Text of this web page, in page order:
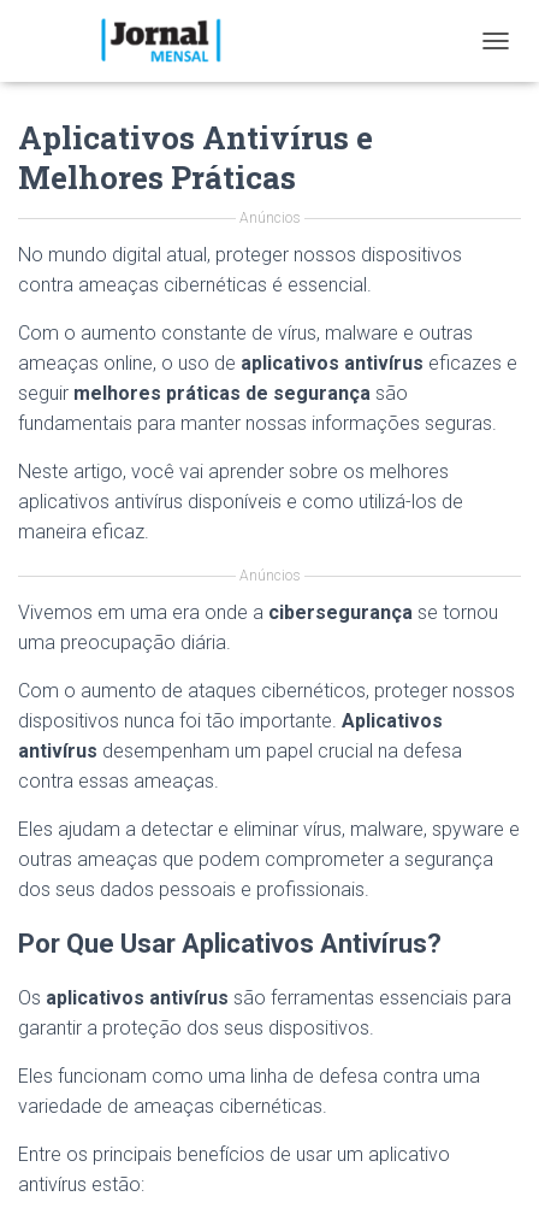
O
A
I
Aplicativos Antivírus e
Melhores Práticas
Anúncios
No mundo digital atual, proteger nossos dispositivos
contra ameaças cibernéticas é essencial.
Com o aumento constante de vírus, malware e outras
ameaças online, o uso de aplicativos antivírus eficazes e
seguir melhores práticas de segurança são
fundamentais para manter nossas informações seguras.
Neste artigo, você vai aprender sobre os melhores
aplicativos antivírus disponíveis e como utilizá-los de
maneira eficaz.
Anúncios
Vivemos em uma era onde a cibersegurança se tornou
uma preocupação diária.
Com o aumento de ataques cibernéticos, proteger nossos
dispositivos nunca foi tão importante. Aplicativos
antivírus desempenham um papel crucial na defesa
contra essas ameaças.
Eles ajudam a detectar e eliminar vírus, malware, spyware e
outras ameaças que podem comprometer a segurança
dos seus dados pessoais e profissionais.
Por Que Usar Aplicativos Antivírus?
Os aplicativos antivírus são ferramentas essenciais para
garantir a proteção dos seus dispositivos.
Eles funcionam como uma linha de defesa contra uma
variedade de ameaças cibernéticas.
Entre os principais benefícios de usar um aplicativo
antivírus estão: